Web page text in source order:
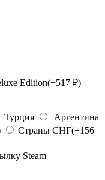
Edition(+517 ₽)
Турция
Аргентина
Страны СНГ(+156
Steam